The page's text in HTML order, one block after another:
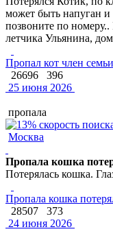
может быть напуган и
позвоните по номеру..
летчика Ульянина,
Пропал кот член
26696
396
25 июня 2026
пропала
Москва
Пропала кошка
Потерялась кошка.
Пропала кошка
28507
373
24 июня 2026